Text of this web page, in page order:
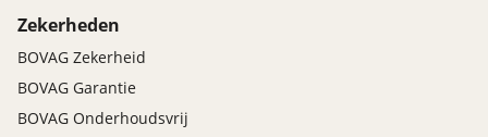
Zekerheden
BOVAG Zekerheid
BOVAG Garantie
BOVAG Onderhoudsvrij